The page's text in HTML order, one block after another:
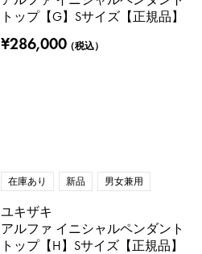
トップ【G】Sサイズ【正規品】
¥286,000（税込）
在庫あり 新品 男女兼用
ユキザキ
アルファ イニシャルペンダント
トップ【H】Sサイズ【正規品】